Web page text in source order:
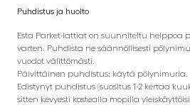
Puhdistus ja huolto
Esta Parket-lattiat on suunniteltu helppoa
varten. Puhdista ne säännöllisesti
vuodot välittömästi.
Päivittäinen puhdistus: käytä pölynimuria.
Edistynyt puhdistus (suositus 1-2 kertaa
sitten kevyesti kostealla mopilla